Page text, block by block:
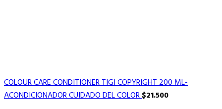
COLOUR CARE CONDITIONER TIGI COPYRIGHT 200 ML-
ACONDICIONADOR CUIDADO DEL COLOR$21.500